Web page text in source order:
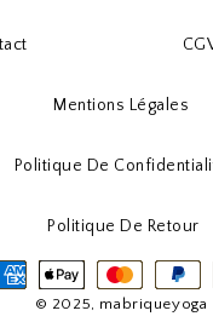
Mentions Légales
Politique De
Politique De Retour
© 2025, mabriqueyoga